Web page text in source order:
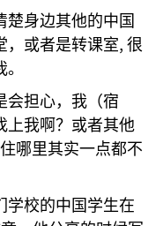
楚身边其他的中国
，或者是转课室, 很
会担心，我（宿
上我啊？或者其他
哪里其实一点都不
学校的中国学生在